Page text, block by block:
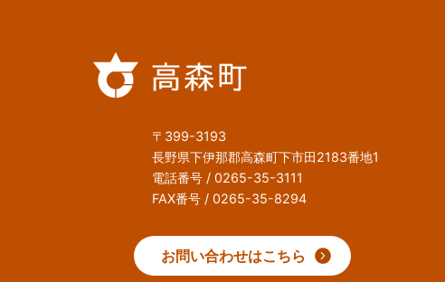
〒399-3193
長野県下伊那郡高森町下市田2183番地1
電話番号 / 0265-35-3111
FAX番号 / 0265-35-8294
お問い合わせはこちら